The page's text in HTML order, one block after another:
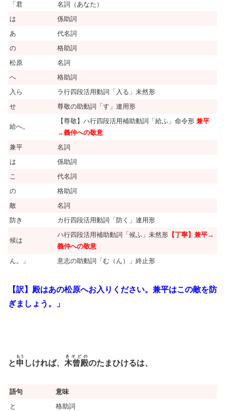
「君
名詞（あなた）
は
係助詞
あ
代名詞
の
格助詞
松原
名詞
へ
格助詞
入ら
ラ行四段活用動詞「入る」未然形
せ
尊敬の助動詞「す」連用形
給へ。
【尊敬】ハ行四段活用補助動詞「給ふ」命令形 兼平
→義仲への敬意
兼平
名詞
は
係助詞
こ
代名詞
の
格助詞
敵
名詞
防き
カ行四段活用動詞「防く」連用形
候は
ハ行四段活用補助動詞「候ふ」未然形 【丁寧】兼平→
義仲への敬意
ん。」
意志の助動詞「む（ん）」終止形
【訳】殿はあの松原へお入りください。兼平はこの敵を防
ぎましょう。」
と申
もう
しければ、 木曾殿
きそどの
のたまひけるは、
語句
意味
と
格助詞